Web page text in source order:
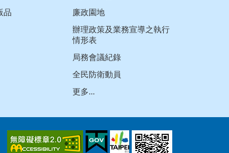
品
廉政園地
辦理政策及業務宣導之執行
情形表
局務會議紀錄
全民防衛動員
更多...